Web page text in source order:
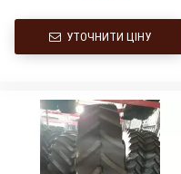
УТОЧНИТИ ЦІНУ